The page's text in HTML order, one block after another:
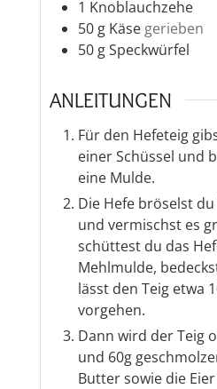
1 Knoblauchzehe
50 g Käse gerieben
50 gSpeckwürfel
ANLEITUNGEN
Für den Hefeteig
einer Schüssel und
eine Mulde.
Die Hefe bröselst
und vermischst es
schüttest du das
Mehlmulde,
lässt den Teig etwa
vorgehen.
Dann wird der Teig
und 60g
Butter sowie die